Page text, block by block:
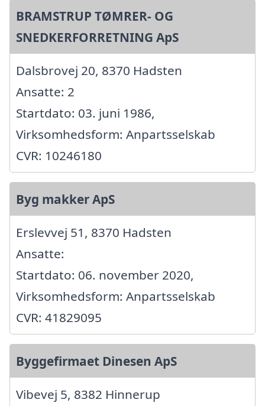
BRAMSTRUP TØMRER- OG
SNEDKERFORRETNING ApS
Dalsbrovej 20, 8370 Hadsten
Ansatte: 2
Startdato: 03. juni 1986,
Virksomhedsform: Anpartsselskab
CVR: 10246180
Byg makker ApS
Erslevvej 51, 8370 Hadsten
Ansatte:
Startdato: 06. november 2020,
Virksomhedsform: Anpartsselskab
CVR: 41829095
Byggefirmaet Dinesen ApS
Vibevej 5, 8382 Hinnerup